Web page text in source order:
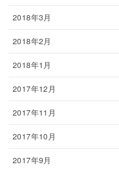
2018年3月
2018年2月
2018年1月
2017年12月
2017年11月
2017年10月
2017年9月